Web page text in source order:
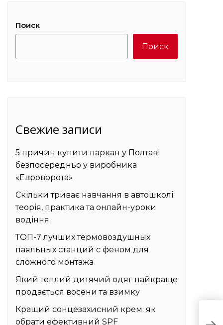
Поиск
Поиск
Свежие записи
5 причин купити паркан у Полтаві
безпосередньо у виробника
«Евроворота»
Скільки триває навчання в автошколі:
теорія, практика та онлайн-уроки
водіння
ТОП-7 лучших термовоздушных
паяльных станций с феном для
сложного монтажа
Який теплий дитячий одяг найкраще
продається восени та взимку
Кращий сонцезахисний крем: як
обрати ефективний SPF